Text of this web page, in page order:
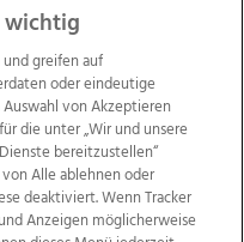
wichtig
greifen auf
oder eindeutige
von Akzeptieren
die unter „Wir und unsere
bereitzustellen“
Alle ablehnen oder
deaktiviert. Wenn Tracker
Anzeigen möglicherweise